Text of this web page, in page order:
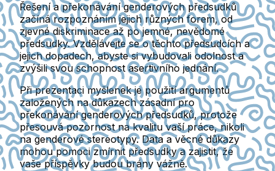
Řešení a překonávání genderových předsudků
začíná rozpoznáním jejich různých forem, od
zjevné diskriminace až po jemné, nevědomé
předsudky. Vzdělávejte se o těchto předsudcích a
jejich dopadech, abyste si vybudovali odolnost a
zvýšili svou schopnost asertivního jednání.
Při prezentaci myšlenek je použití argumentů
založených na důkazech zásadní pro
překonávání genderových předsudků, protože
přesouvá pozornost na kvalitu vaší práce, nikoli
na genderové stereotypy. Data a věcné důkazy
mohou pomoci zmírnit předsudky a zajistit, že
vaše příspěvky budou brány vážně.